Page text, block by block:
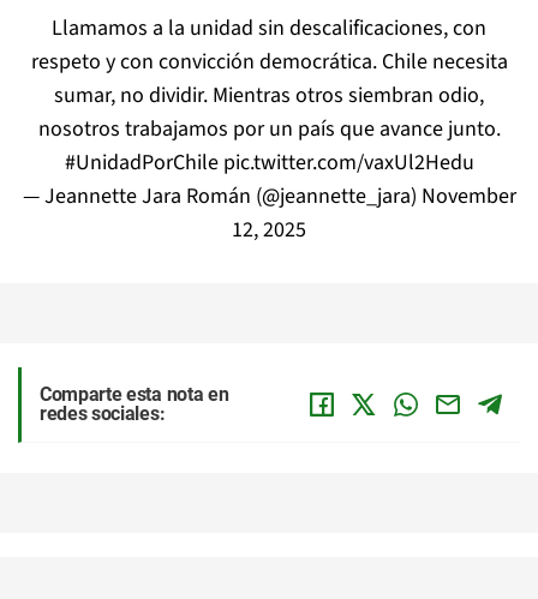
Llamamos a la unidad sin descalificaciones, con
respeto y con convicción democrática. Chile necesita
sumar, no dividir. Mientras otros siembran odio,
nosotros trabajamos por un país que avance junto.
#UnidadPorChile pic.twitter.com/vaxUl2Hedu
— Jeannette Jara Román (@jeannette_jara) November
12, 2025
Comparte esta nota en
redes sociales: